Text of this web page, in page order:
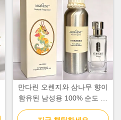
만다린 오렌지와 삼나무 향이
함유된 남성용 100% 순도 시
트러스 아로마틱 프래그런스